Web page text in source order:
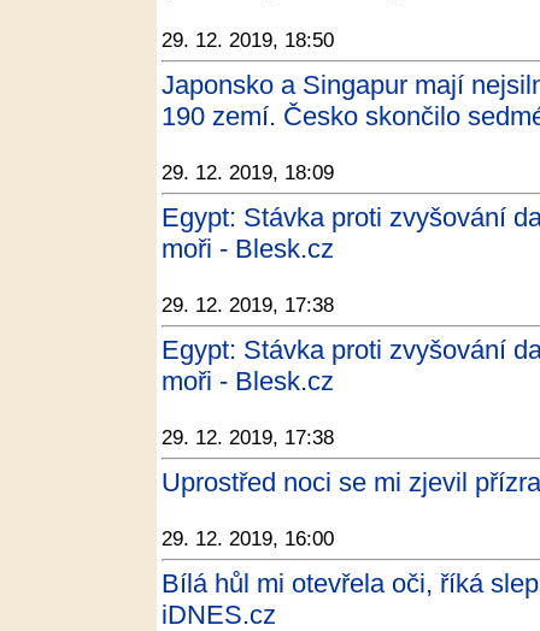
29. 12. 2019, 18:50
Japonsko a Singapur mají
190 zemí. Česko skončilo
29. 12. 2019, 18:09
Egypt: Stávka proti zvyšování
moři - Blesk.cz
29. 12. 2019, 17:38
Egypt: Stávka proti zvyšování
moři - Blesk.cz
29. 12. 2019, 17:38
Uprostřed noci se mi zjevil
29. 12. 2019, 16:00
Bílá hůl mi otevřela oči, říká
iDNES.cz